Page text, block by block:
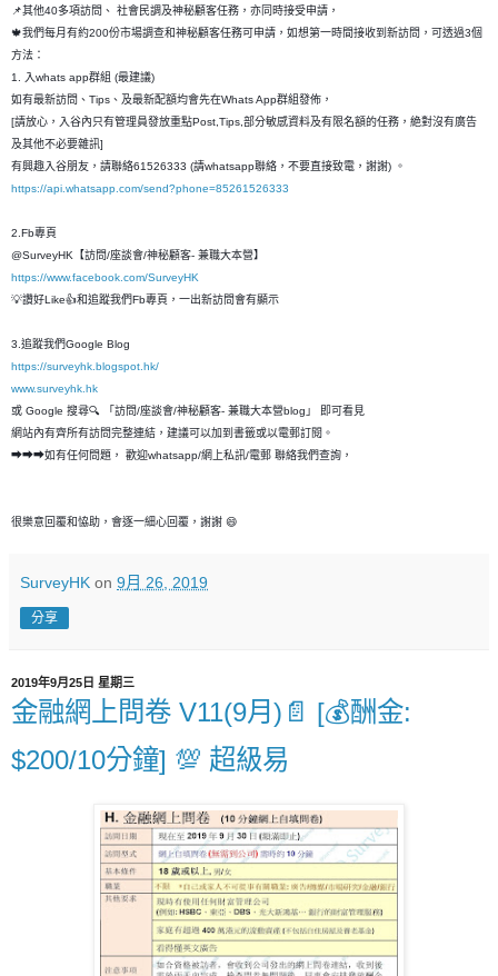
📌其他40多項訪問、 社會民調及神秘顧客任務，亦同時接受申請，
🍁我們每月有約200份市場調查和神秘顧客任務可申請，如想第一時間接收到新訪問，可透過3個
方法：
1. 入whats app群組 (最建議)
如有最新訪問、Tips、及最新配額均會先在Whats App群組發佈，
[請放心，入谷內只有管理員發放重點Post,Tips,部分敏感資料及有限名額的任務，絶對沒有廣告
及其他不必要雜訊]
有興趣入谷朋友，請聯絡61526333 (請whatsapp聯絡，不要直接致電，謝謝) 。
https://api.whatsapp.com/send?phone=85261526333
2.Fb專頁
@SurveyHK【訪問/座談會/神秘顧客- 兼職大本營】
https://www.facebook.com/SurveyHK
💡讚好Like👍和追蹤我們Fb專頁，一出新訪問會有顯示
3.追蹤我們Google Blog
https://surveyhk.blogspot.hk/
www.surveyhk.hk
或 Google 搜尋🔍 「訪問/座談會/神秘顧客- 兼職大本營blog」 即可看見
網站內有齊所有訪問完整連結，建議可以加到書籤或以電郵訂閱。
➡➡➡如有任何問題， 歡迎whatsapp/網上私訊/電郵 聯絡我們查詢，
很樂意回覆和恊助，會逐一細心回覆，謝謝 😄
SurveyHK on 9月 26, 2019
分享
2019年9月25日 星期三
金融網上問卷 V11(9月)📄 [💰酬金:
$200/10分鐘] 💯 超級易